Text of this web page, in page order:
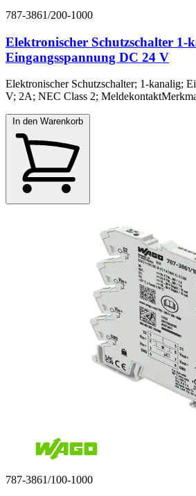
787-3861/200-1000
Elektronischer Schutzschalter 1-
Eingangsspannung DC 24 V
Elektronischer Schutzschalter; 1-kanalig;
V; 2A; NEC Class 2;
In den Warenkorb
787-3861/100-1000